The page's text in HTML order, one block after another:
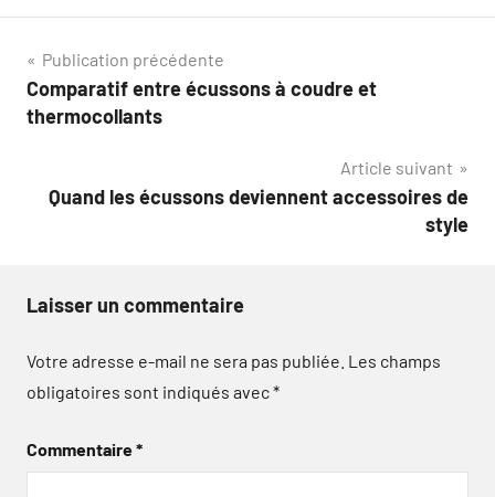
Navigation
de
Publication précédente
Comparatif entre écussons à coudre et
thermocollants
Article suivant
Quand les écussons deviennent accessoires de
style
Laisser un commentaire
Votre adresse e-mail ne sera pas publiée. Les champs
obligatoires sont indiqués avec*
Commentaire*